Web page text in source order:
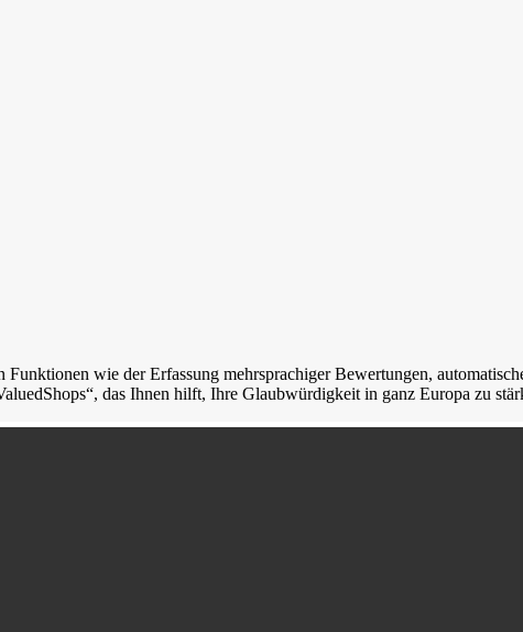
wie der Erfassung mehrsprachiger Bewertungen,
das Ihnen hilft, Ihre Glaubwürdigkeit in ganz Europa zu